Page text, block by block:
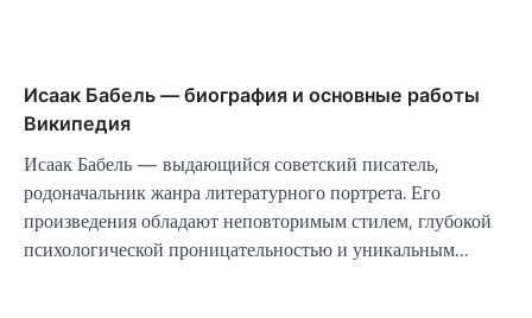
Исаак Бабель — биография и основные работы
Википедия
Исаак Бабель — выдающийся советский писатель,
родоначальник жанра литературного портрета. Его
произведения обладают неповторимым стилем, глубокой
психологической проницательностью и уникальным…